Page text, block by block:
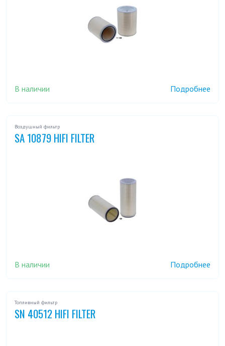
В наличии Подробнее
Воздушный фильтр
SA 10879 HIFI FILTER
В наличии Подробнее
Топливный фильтр
SN 40512 HIFI FILTER